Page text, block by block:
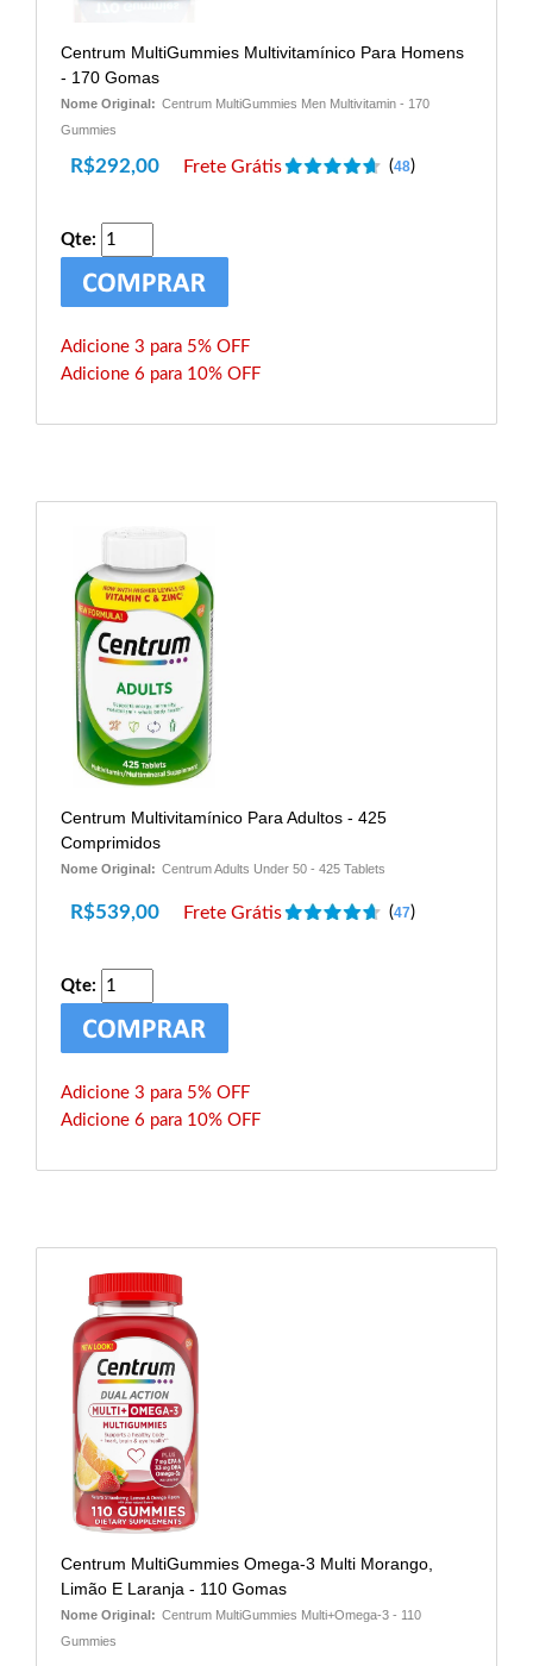
Centrum MultiGummies Multivitamínico Para Homens
- 170 Gomas
Nome Original: Centrum MultiGummies Men Multivitamin - 170
Gummies
R$292,00 Frete Grátis (48)
Qte:
Adicione 3 para 5% OFF
Adicione 6 para 10% OFF
Centrum Multivitamínico Para Adultos - 425
Comprimidos
Nome Original: Centrum Adults Under 50 - 425 Tablets
R$539,00 Frete Grátis (47)
Qte:
Adicione 3 para 5% OFF
Adicione 6 para 10% OFF
Centrum MultiGummies Omega-3 Multi Morango,
Limão E Laranja - 110 Gomas
Nome Original: Centrum MultiGummies Multi+Omega-3 - 110
Gummies